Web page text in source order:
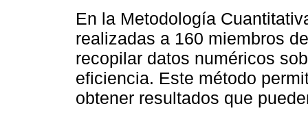
En la Metodología
realizadas a 160 miembros
recopilar datos numéricos
eficiencia. Este método
obtener resultados que